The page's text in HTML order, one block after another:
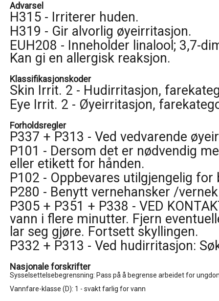
Advarsel
H315 - Irriterer huden.
H319 - Gir alvorlig øyeirritasjon.
EUH208 - Inneholder linalool; 3,7-
Kan gi en allergisk reaksjon.
Klassifikasjonskoder
Skin Irrit. 2 - Hudirritasjon,
Eye Irrit. 2 - Øyeirritasjon,
Forholdsregler
P337 + P313 - Ved vedvarende
P101 - Dersom det er nødvendig
eller etikett for hånden.
P102 - Oppbevares utilgjengelig for
P280 - Benytt vernehansker /
P305 + P351 + P338 - VED
vann i flere minutter. Fjern
lar seg gjøre. Fortsett skyllingen.
P332 + P313 - Ved hudirritasjon:
Nasjonale forskrifter
Sysselsettelsebegrensning: Pass på å begrense arbeidet for